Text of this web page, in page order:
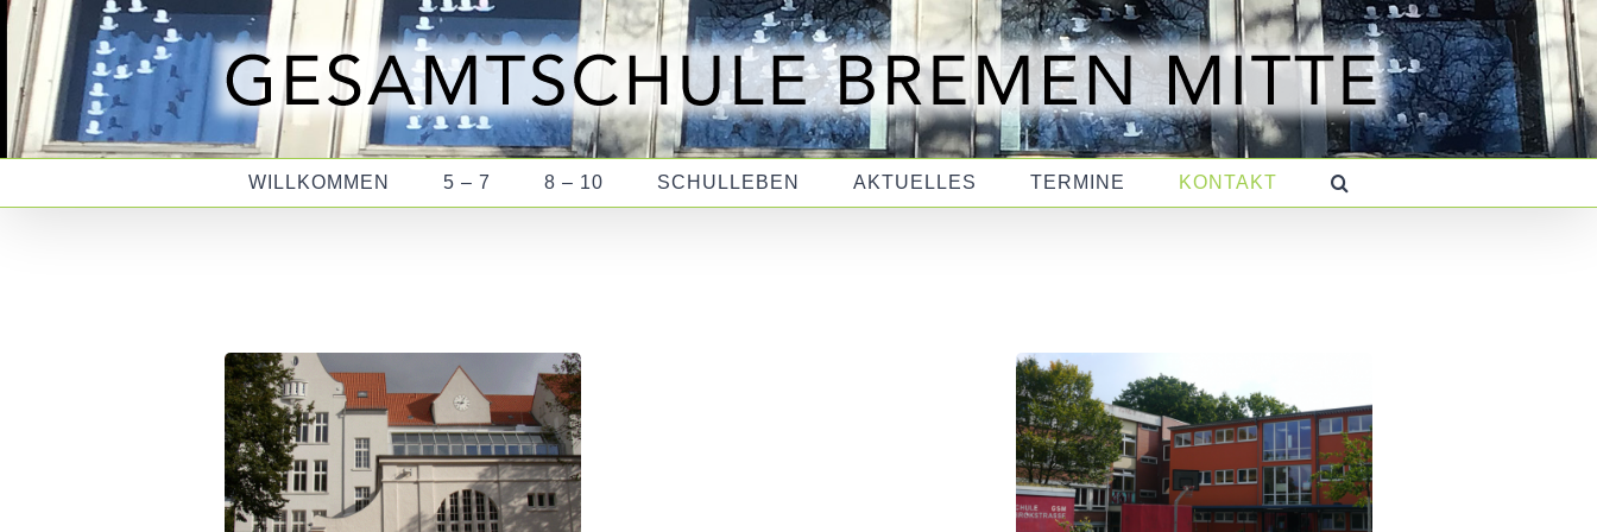
Zum
Inhalt
springen
WILLKOMMEN 5 – 7 8 – 10 SCHULLEBEN AKTUELLES TERMINE KONTAKT